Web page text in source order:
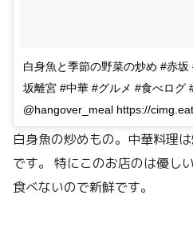
白身魚と季節の野菜の炒め #赤
坂離宮 #中華 #グルメ #食べログ
@hangover_meal https://
白身魚の炒めもの。中華料理
です。 特にこのお店のは優し
食べないので新鮮です。